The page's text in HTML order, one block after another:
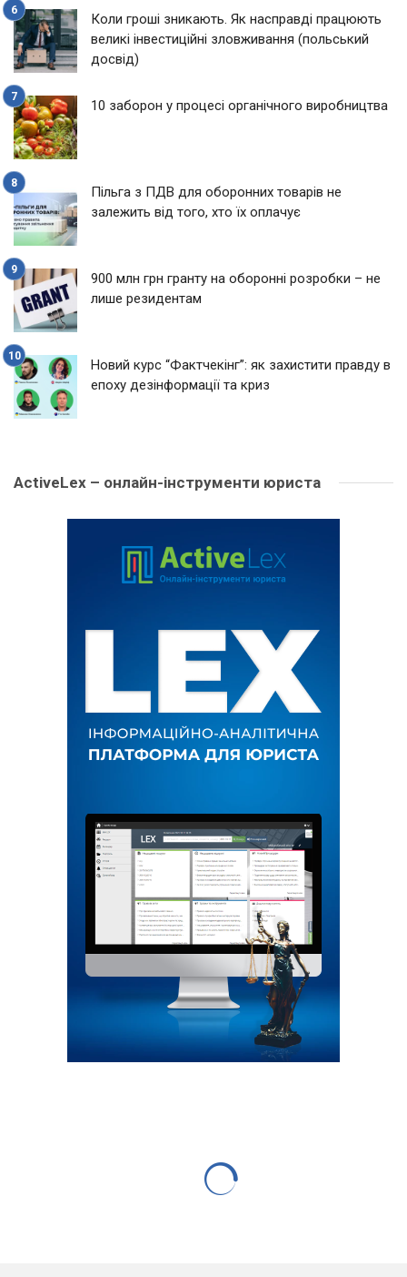
Коли гроші зникають. Як насправді працюють
великі інвестиційні зловживання (польський
досвід)
10 заборон у процесі органічного виробництва
Пільга з ПДВ для оборонних товарів не
залежить від того, хто їх оплачує
900 млн грн гранту на оборонні розробки – не
лише резидентам
Новий курс “Фактчекінг”: як захистити правду в
епоху дезінформації та криз
ActiveLex – онлайн-інструменти юриста